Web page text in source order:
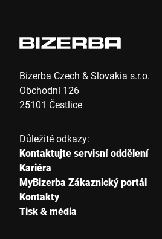
Město *
Země *
Vaše zpráva *
Bizerba Czech & Slovakia s.r.o.
Obchodní 126
25101 Čestlice
Důležité odkazy:
Kontaktujte servisní oddělení
Kariéra
MyBizerba Zákaznický portál
Kontakty
Tisk & média